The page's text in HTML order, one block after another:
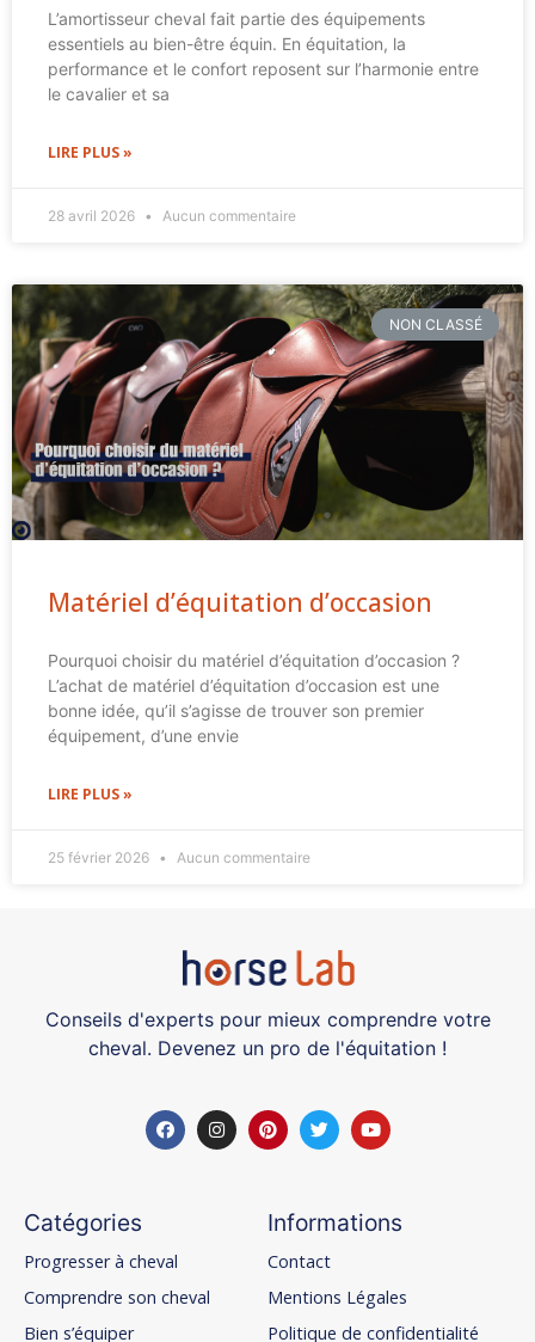
L’amortisseur cheval fait partie des équipements
essentiels au bien-être équin. En équitation, la
performance et le confort reposent sur l’harmonie entre
le cavalier et sa
LIRE PLUS »
28 avril 2026 Aucun commentaire
NON CLASSÉ
Matériel d’équitation d’occasion
Pourquoi choisir du matériel d’équitation d’occasion ?
L’achat de matériel d’équitation d’occasion est une
bonne idée, qu’il s’agisse de trouver son premier
équipement, d’une envie
LIRE PLUS »
25 février 2026 Aucun commentaire
Conseils d'experts pour mieux comprendre votre
cheval. Devenez un pro de l'équitation !
Catégories
Progresser à cheval
Comprendre son cheval
Bien s’équiper
Informations
Contact
Mentions Légales
Politique de confidentialité